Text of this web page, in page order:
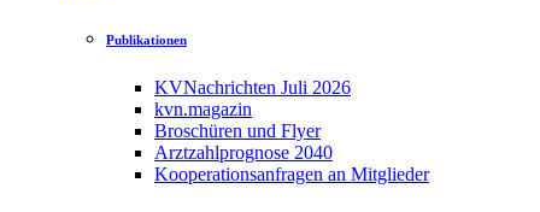
Publikationen
KVNachrichten Juli 2026
kvn.magazin
Broschüren und Flyer
Arztzahlprognose 2040
Kooperationsanfragen an Mitglieder